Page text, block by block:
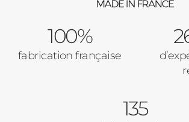
100%
fabrication française
135